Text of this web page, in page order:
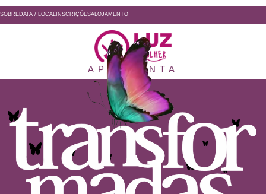
SOBREDATA / LOCAL INSCRIÇÕESALOJAMENTO
APRESENTA